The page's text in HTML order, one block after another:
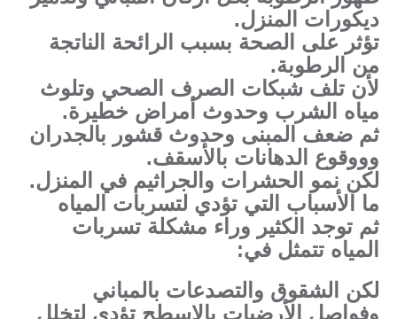
ديكورات المنزل.
تؤثر على الصحة بسبب الرائحة الناتجة
من الرطوبة.
لأن تلف شبكات الصرف الصحي وتلوث
مياه الشرب وحدوث أمراض خطيرة.
ثم ضعف المبنى وحدوث قشور بالجدران
وووقوع الدهانات بالأسقف.
لكن نمو الحشرات والجراثيم في المنزل.
ما الأسباب التي تؤدي لتسربات المياه
ثم توجد الكثير وراء مشكلة تسربات
المياه تتمثل في:
لكن الشقوق والتصدعات بالمباني
وفواصل الأرضيات بالاسطح تؤدي لتخلل